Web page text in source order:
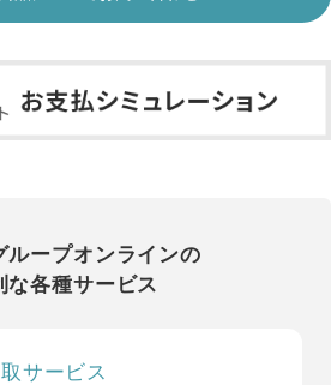
ループオンラインの
な各種サービス
サービス